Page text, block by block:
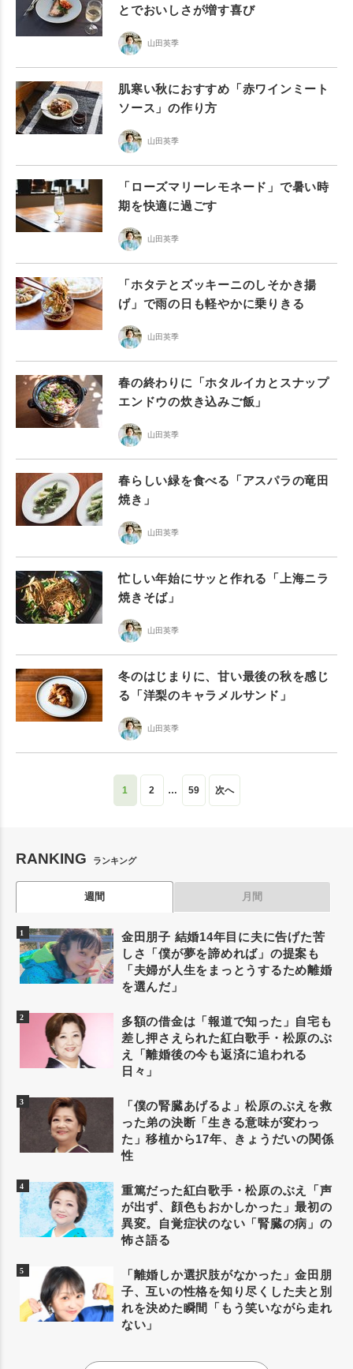
とでおいしさが増す喜び
山田英季
肌寒い秋におすすめ「赤ワインミート
ソース」の作り方
山田英季
「ローズマリーレモネード」で暑い時
期を快適に過ごす
山田英季
「ホタテとズッキーニのしそかき揚
げ」で雨の日も軽やかに乗りきる
山田英季
春の終わりに「ホタルイカとスナップ
エンドウの炊き込みご飯」
山田英季
春らしい緑を食べる「アスパラの竜田
焼き」
山田英季
忙しい年始にサッと作れる「上海ニラ
焼きそば」
山田英季
冬のはじまりに、甘い最後の秋を感じ
る「洋梨のキャラメルサンド」
山田英季
1 2 … 59 次へ
RANKING ランキング
週間 月間
金田朋子 結婚14年目に夫に告げた苦
しさ「僕が夢を諦めれば」の提案も
「夫婦が人生をまっとうするため離婚
を選んだ」
多額の借金は「報道で知った」自宅も
差し押さえられた紅白歌手・松原のぶ
え「離婚後の今も返済に追われる
日々」
「僕の腎臓あげるよ」松原のぶえを救
った弟の決断「生きる意味が変わっ
た」移植から17年、きょうだいの関係
性
重篤だった紅白歌手・松原のぶえ「声
が出ず、顔色もおかしかった」最初の
異変。自覚症状のない「腎臓の病」の
怖さ語る
「離婚しか選択肢がなかった」金田朋
子、互いの性格を知り尽くした夫と別
れを決めた瞬間「もう笑いながら走れ
ない」